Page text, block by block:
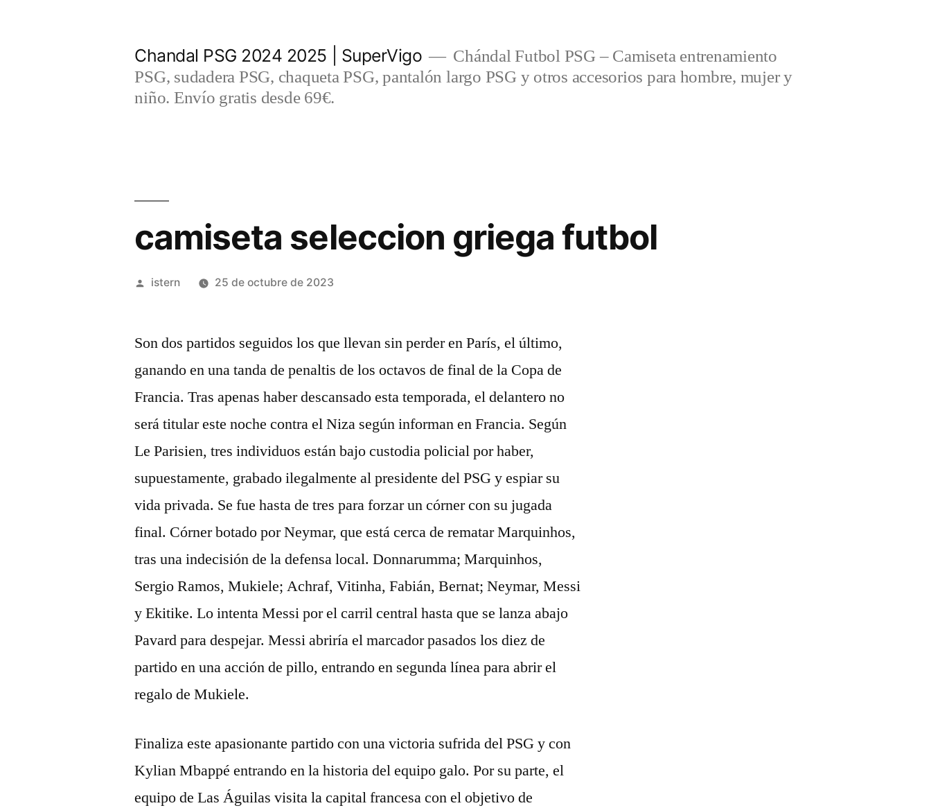
Chandal PSG 2024 2025 | SuperVigo
Chándal Futbol PSG – Camiseta entrenamiento
PSG, sudadera PSG, chaqueta PSG, pantalón largo PSG y otros accesorios para hombre, mujer y
niño. Envío gratis desde 69€.
camiseta seleccion griega futbol
Publicado
istern 25 de octubre de 2023
Son dos partidos seguidos los que llevan sin perder en París, el último,
ganando en una tanda de penaltis de los octavos de final de la Copa de
Francia. Tras apenas haber descansado esta temporada, el delantero no
será titular este noche contra el Niza según informan en Francia. Según
Le Parisien, tres individuos están bajo custodia policial por haber,
supuestamente, grabado ilegalmente al presidente del PSG y espiar su
vida privada. Se fue hasta de tres para forzar un córner con su jugada
final. Córner botado por Neymar, que está cerca de rematar Marquinhos,
tras una indecisión de la defensa local. Donnarumma; Marquinhos,
Sergio Ramos, Mukiele; Achraf, Vitinha, Fabián, Bernat; Neymar, Messi
y Ekitike. Lo intenta Messi por el carril central hasta que se lanza abajo
Pavard para despejar. Messi abriría el marcador pasados los diez de
partido en una acción de pillo, entrando en segunda línea para abrir el
regalo de Mukiele.
Finaliza este apasionante partido con una victoria sufrida del PSG y con
Kylian Mbappé entrando en la historia del equipo galo. Por su parte, el
equipo de Las Águilas visita la capital francesa con el objetivo de